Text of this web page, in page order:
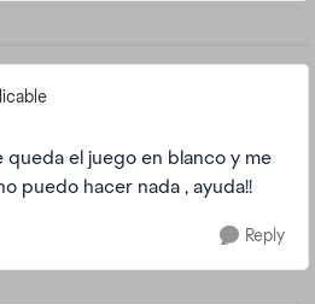
queda el juego en blanco y me
puedo hacer nada , ayuda!!
Reply